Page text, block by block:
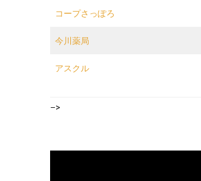
コープさっぽろ
今川薬局
アスクル
–>